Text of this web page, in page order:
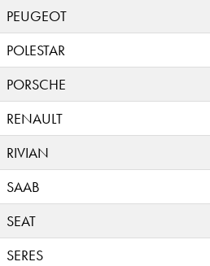
PEUGEOT
POLESTAR
PORSCHE
RENAULT
RIVIAN
SAAB
SEAT
SERES